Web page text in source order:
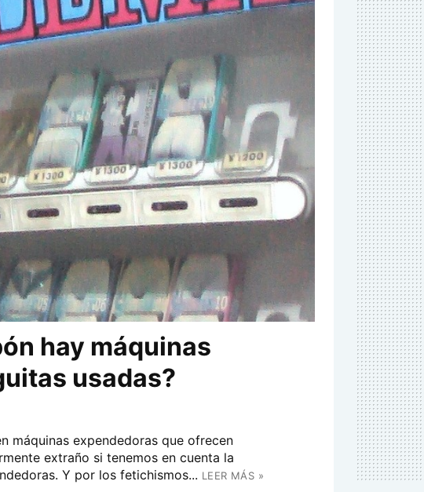
hay máquinas
usadas?
máquinas expendedoras que ofrecen
extraño si tenemos en cuenta la
Y por los fetichismos... LEER MÁS »